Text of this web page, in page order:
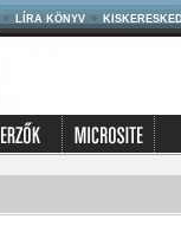
LÍRA KÖNYV